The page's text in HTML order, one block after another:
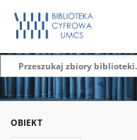
OBIEKT